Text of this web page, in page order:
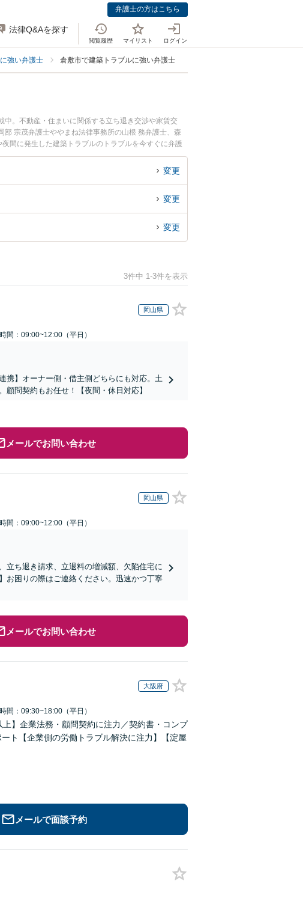
弁護士の方はこちら
法律Q&Aを探す
閲覧履歴 マイリスト ログイン
強い弁護士 倉敷市で建築トラブルに強い弁護士
。不動産・住まいに関係する立ち退き交渉や家賃交
宗茂弁護士ややまね法律事務所の山根 務弁護士、森
間に発生した建築トラブルのトラブルを今すぐに弁護
を法律相談できる倉敷市内の弁護士に相談予約したい』
変更
変更
変更
3件中 1-3件を表示
岡山県
間：09:00~12:00（平日）
携】オーナー側・借主側どちらにも対応。土
問契約もお任せ！【夜間・休日対応】
メールでお問い合わせ
岡山県
間：09:00~12:00（平日）
立ち退き請求、立退料の増減額、欠陥住宅に
お困りの際はご連絡ください。迅速かつ丁寧
メールでお問い合わせ
大阪府
間：09:30~18:00（平日）
】企業法務・顧問契約に注力／契約書・コンプ
ト【企業側の労働トラブル解決に注力】【淀屋
メールで面談予約